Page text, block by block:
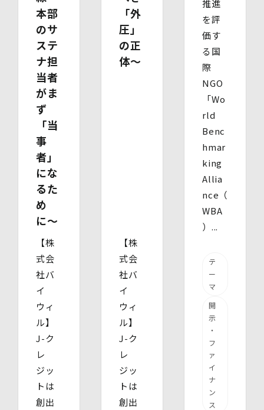
ただくものです。
ただし、必要な項⽬をいただけない場合、利⽤⽬的に記載
の諸⼿続⼜は処理に⽀障が⽣じる可能性があります。
本部
のサ
ステ
ナ担
当者
がま
ず
「当
事
者」
にな
るた
め
に〜
【株
式会
社バ
イ
ウィ
ル】
J-ク
レ
ジッ
トは
創出
「外
圧」
の正
体〜
【株
式会
社バ
イ
ウィ
ル】
J-ク
レ
ジッ
トは
創出
推進
を評
価す
る国
際
NGO
「Wo
rld
Benc
hmar
king
Allia
nce（
WBA
）...
テ
ー
マ
開
示
・
フ
ァ
イ
ナ
ン
ス